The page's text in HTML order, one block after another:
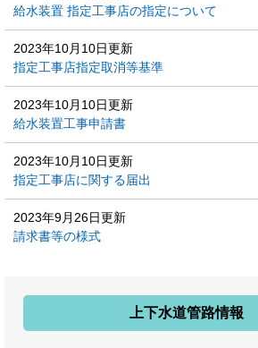
給水装置 指定工事店の指定について
2023年10月10日更新
指定工事店指定取消等基準
2023年10月10日更新
給水装置工事申請書
2023年10月10日更新
指定工事店に関する届出
2023年9月26日更新
請求書等の様式
上下水道管路情報